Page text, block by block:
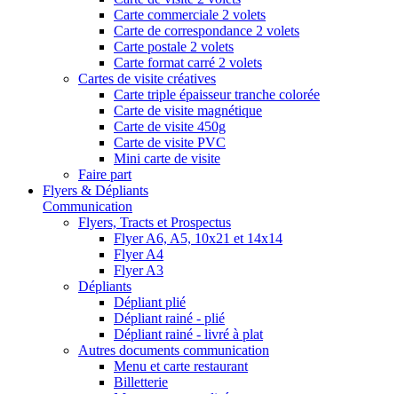
Carte commerciale 2 volets
Carte de correspondance 2 volets
Carte postale 2 volets
Carte format carré 2 volets
Cartes de visite créatives
Carte triple épaisseur tranche colorée
Carte de visite magnétique
Carte de visite 450g
Carte de visite PVC
Mini carte de visite
Faire part
Flyers & Dépliants
Communication
Flyers, Tracts et Prospectus
Flyer A6, A5, 10x21 et 14x14
Flyer A4
Flyer A3
Dépliants
Dépliant plié
Dépliant rainé - plié
Dépliant rainé - livré à plat
Autres documents communication
Menu et carte restaurant
Billetterie